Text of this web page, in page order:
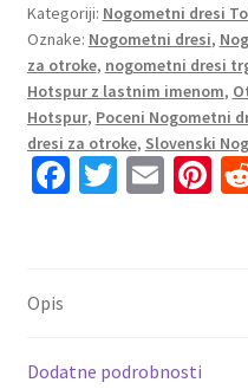
Tottenham
Hotspur
Vratar
Gostujoči
2024-
25
z
Kategoriji: Nogometni dresi
Oznake: Nogometni dresi,
za otroke, nogometni dresi
Hotspur z lastnim imenom,
Hotspur, Poceni Nogometni
dresi za otroke, Slovenski
Fa
k
T E Pi
Opis
Dodatne podrobnosti